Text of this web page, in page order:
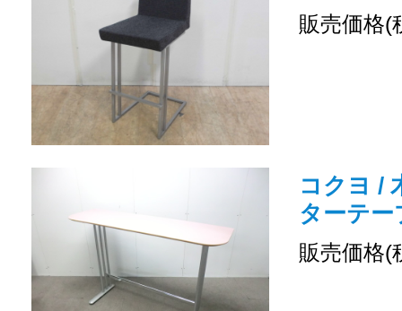
販売価格(
コクヨ /
ターテー
販売価格(